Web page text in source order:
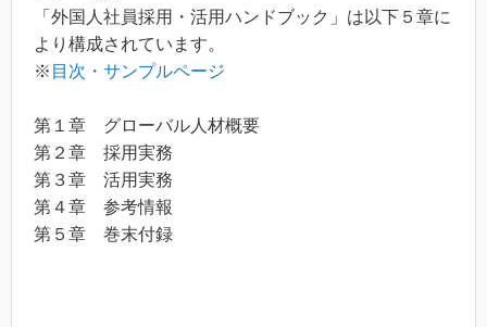
「外国人社員採用・活用ハンドブック」は以下５章に
より構成されています。
※ 目次・サンプルページ
第１章 グローバル人材概要
第２章 採用実務
第３章 活用実務
第４章 参考情報
第５章 巻末付録